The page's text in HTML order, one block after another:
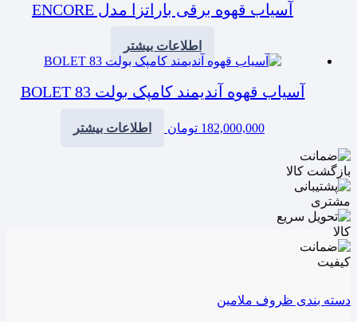
آسیاب قهوه برقی باراتزا مدل ENCORE
اطلاعات بیشتر
آسیاب قهوه آندیمند کامپک بولت BOLET 83
182,000,000 تومان اطلاعات بیشتر
دسته بندی ظروف ملامین